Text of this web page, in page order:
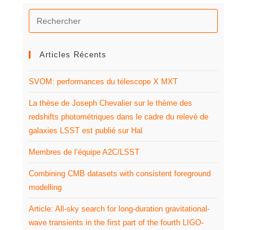
Articles Récents
SVOM: performances du télescope X MXT
La thèse de Joseph Chevalier sur le thème des
redshifts photométriques dans le cadre du relevé de
galaxies LSST est publié sur Hal
Membres de l’équipe A2C/LSST
Combining CMB datasets with consistent foreground
modelling
Article: All-sky search for long-duration gravitational-
wave transients in the first part of the fourth LIGO-